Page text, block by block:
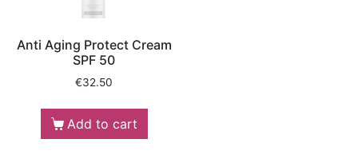
Anti Aging Protect Cream
SPF 50
€32.50
Add to cart